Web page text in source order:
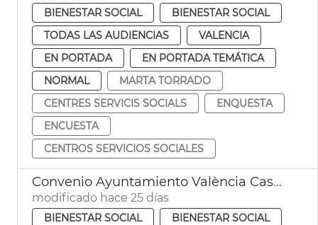
BIENESTAR SOCIAL
BIENESTAR SOCIAL
TODAS LAS AUDIENCIAS
VALENCIA
EN PORTADA
EN PORTADA TEMÁTICA
NORMAL
MARTA TORRADO
CENTRES SERVICIS SOCIALS
ENQUESTA
ENCUESTA
CENTROS SERVICIOS SOCIALES
Convenio Ayuntamiento València Casa del Voluntariado
modificado hace 25 días
BIENESTAR SOCIAL
BIENESTAR SOCIAL